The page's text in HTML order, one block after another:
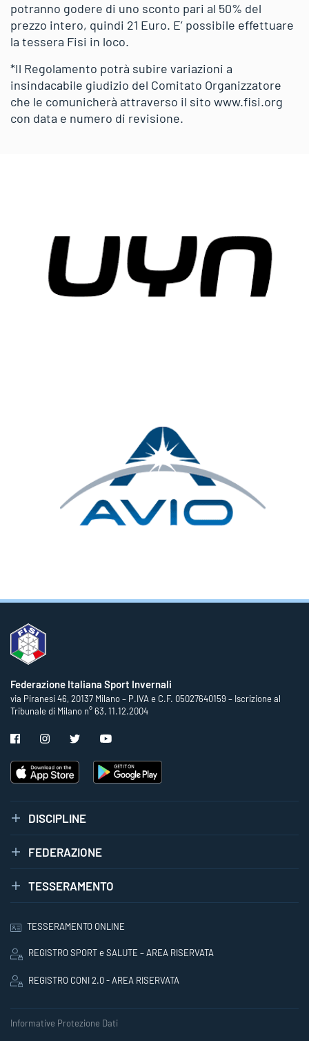
potranno godere di uno sconto pari al 50% del
prezzo intero, quindi 21 Euro. E’ possibile effettuare
la tessera Fisi in loco.
*Il Regolamento potrà subire variazioni a
insindacabile giudizio del Comitato Organizzatore
che le comunicherà attraverso il sito www.fisi.org
con data e numero di revisione.
Federazione Italiana Sport Invernali
via Piranesi 46, 20137 Milano – P.IVA e C.F. 05027640159 – Iscrizione al
Tribunale di Milano n° 63, 11.12.2004
DISCIPLINE
FEDERAZIONE
TESSERAMENTO
TESSERAMENTO ONLINE
REGISTRO SPORT e SALUTE – AREA RISERVATA
REGISTRO CONI 2.0 - AREA RISERVATA
Informative Protezione Dati